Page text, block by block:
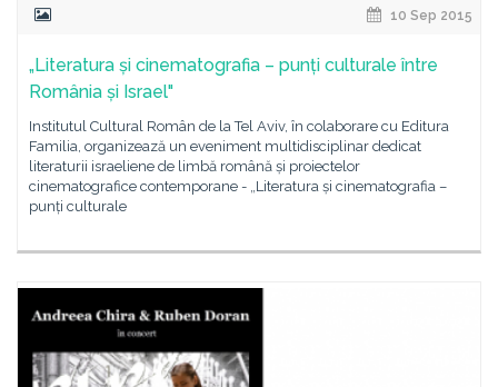
10 Sep 2015
„Literatura și cinematografia – punți culturale între
România și Israel"
Institutul Cultural Român de la Tel Aviv, în colaborare cu Editura
Familia, organizează un eveniment multidisciplinar dedicat
literaturii israeliene de limbă română și proiectelor
cinematografice contemporane - „Literatura și cinematografia –
punți culturale